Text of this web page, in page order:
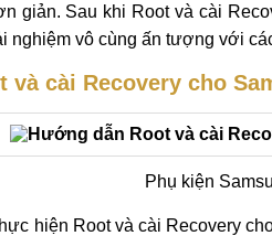
giản. Sau khi Root và cài
nghiệm vô cùng ấn tượng với
và cài Recovery cho
Phụ kiện
hiện Root và cài Recovery